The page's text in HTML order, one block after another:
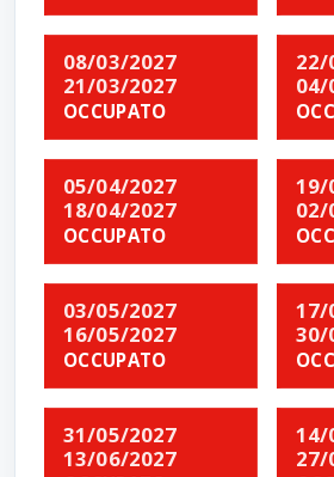
08/03/2027
21/03/2027
OCCUPATO
22/
04/
05/04/2027
18/04/2027
OCCUPATO
19/
02/
03/05/2027
16/05/2027
OCCUPATO
17/
30/
31/05/2027
13/06/2027
14/
27/